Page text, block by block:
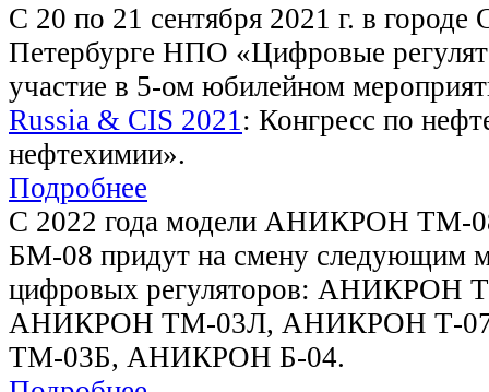
С 20 по 21 сентября 2021 г. в городе
Петербурге НПО «Цифровые
участие в 5-ом юбилейном
Russia & CIS 2021 : Конгресс по
нефтехимии».
Подробнее
С 2022 года модели АНИКРОН
БМ-08 придут на смену следующим
цифровых регуляторов: АНИКРОН
АНИКРОН ТМ-03Л, АНИКРОН Т-
ТМ-03Б, АНИКРОН Б-04.